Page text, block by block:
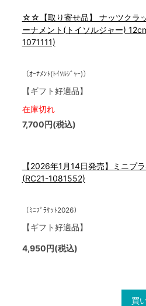
☆☆【取り寄せ品】 ナッツクラ
ーナメント(トイソルジャー)
1071111)
（ｵｰﾅﾒﾝﾄ(ﾄｲｿﾙｼﾞｬｰ)）
【ギフト好適品】
在庫切れ
7,700円(税込)
【2026年1月14日発売】ミニプ
(RC21-1081552)
（ﾐﾆﾌﾟﾗｹｯﾄ2026）
【ギフト好適品】
4,950円(税込)
買